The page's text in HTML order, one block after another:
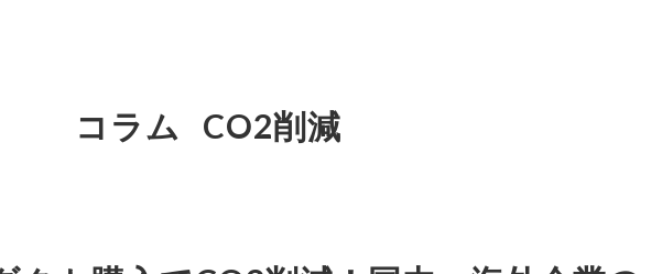
コラム CO2削減